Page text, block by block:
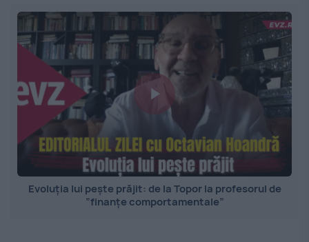
Evoluția lui pește prăjit: de la Topor la profesorul de
”finanțe comportamentale”